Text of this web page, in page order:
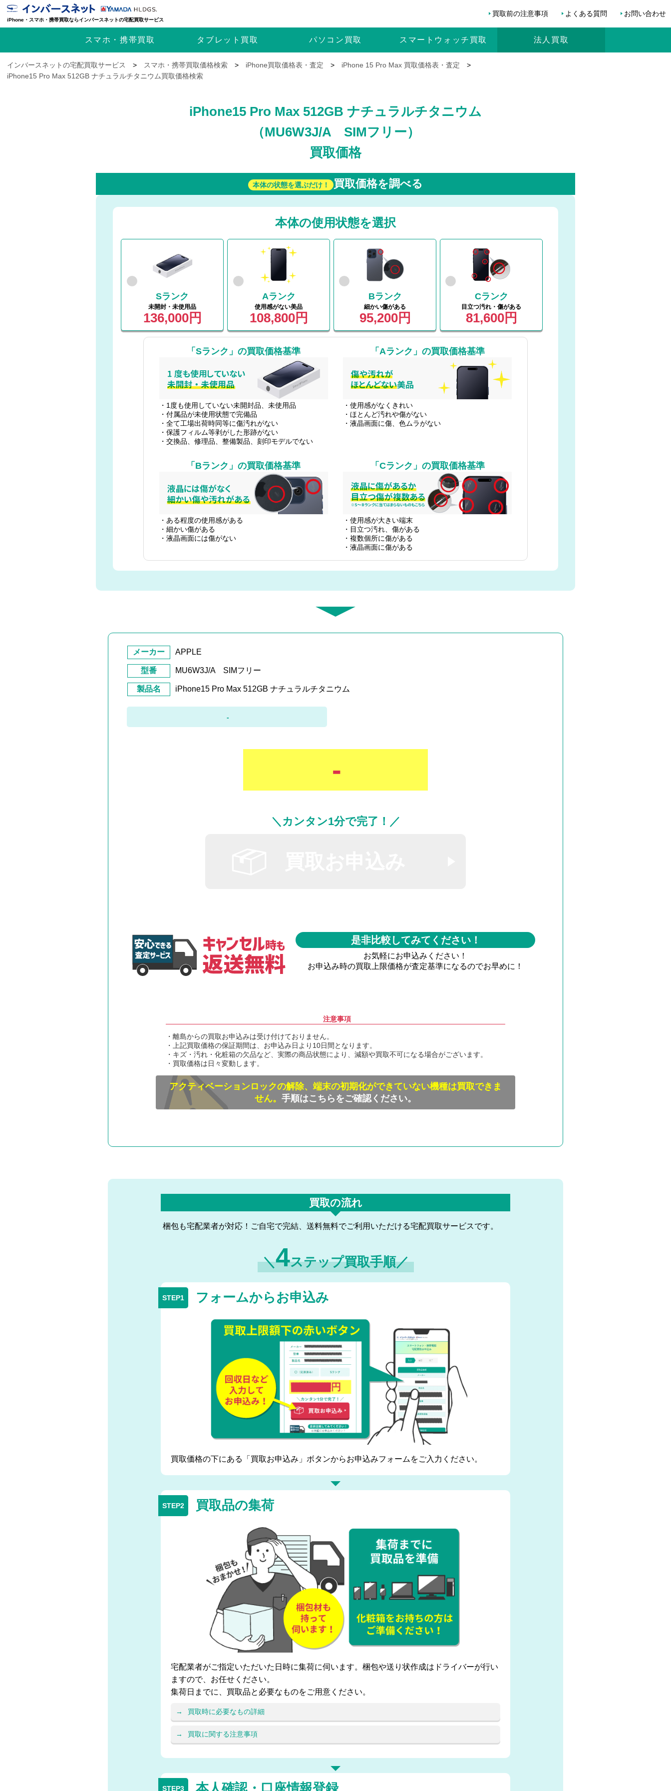
iPhone・スマホ・携帯買取ならインバースネットの宅配買取サービス
買取前の注意事項 よくある質問 お問い合わせ
スマホ・携帯買取 タブレット 買取 パソコン 買取 スマートウォッチ 買取 法人買取
インバースネットの宅配買取サービス > スマホ・携帯買取価格検索 > iPhone買取価格表・査定 > iPhone 15 Pro Max 買取価格表・査定
>
iPhone15 Pro Max 512GB ナチュラルチタニウム買取価格検索
iPhone15 Pro Max 512GB ナチュラルチタニウム
（MU6W3J/A SIMフリー）
買取価格
本体の状態を選ぶだけ！ 買取価格を調べる
本体の使用状態を選択
Sランク
未開封・未使用品
136,000円
Aランク
使用感がない美品
108,800円
Bランク
細かい傷がある
95,200円
Cランク
目立つ汚れ・傷がある
81,600円
「Sランク」 の買取価格基準
・1度も使用していない未開封品、未使用品
・付属品が未使用状態で完備品
・全て工場出荷時同等に傷汚れがない
・保護フィルム等剥がした形跡がない
・交換品、修理品、整備製品、刻印モデルでない
「Aランク」 の買取価格基準
・使用感がなくきれい
・ほとんど汚れや傷がない
・液晶画面に傷、色ムラがない
「Bランク」の買取価格基準
・ある程度の使用感がある
・細かい傷がある
・液晶画面には傷がない
「Cランク」 の買取価格基準
・使用感が大きい端末
・目立つ汚れ、傷がある
・複数個所に傷がある
・液晶画面に傷がある
メーカー APPLE
型番 MU6W3J/A SIMフリー
製品名 iPhone15 Pro Max 512GB ナチュラルチタニウム
-
-
＼カンタン1分で完了！／
是非比較してみてください！
お気軽にお申込みください！
お申込み時の買取上限価格が査定基準になるのでお早めに！
注意事項
・離島からの買取お申込みは受け付けておりません。
・上記買取価格の保証期間は、お申込み日より10日間となります。
・キズ・汚れ・化粧箱の欠品など、実際の商品状態により、減額や買取不可になる場合がございます。
・買取価格は日々変動します。
アクティベーションロックの解除、端末の初期化ができていない機種は買取できま
せん。 手順はこちらをご確認ください。
買取の流れ
梱包も宅配業者が対応！ご自宅で完結、送料無料でご利用いただける宅配買取サービスです。
＼4ステップ買取手順／
フォームからお申込み
買取価格の下にある「買取お申込み」ボタンからお申込みフォームをご入力ください。
買取品の集荷
宅配業者がご指定いただいた日時に集荷に伺います。梱包や送り状作成はドライバーが行い
ますので、お任せください。
集荷日までに、買取品と必要なものをご用意ください。
買取時に必要なもの詳細
買取に関する注意事項
本人確認・口座情報登録